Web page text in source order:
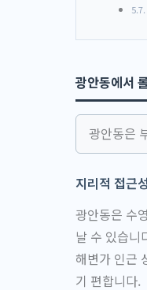
광안동에서
광안동은
지리적 접근
광안동은 수
날 수 있습니
해변가 인근
기 편합니다.